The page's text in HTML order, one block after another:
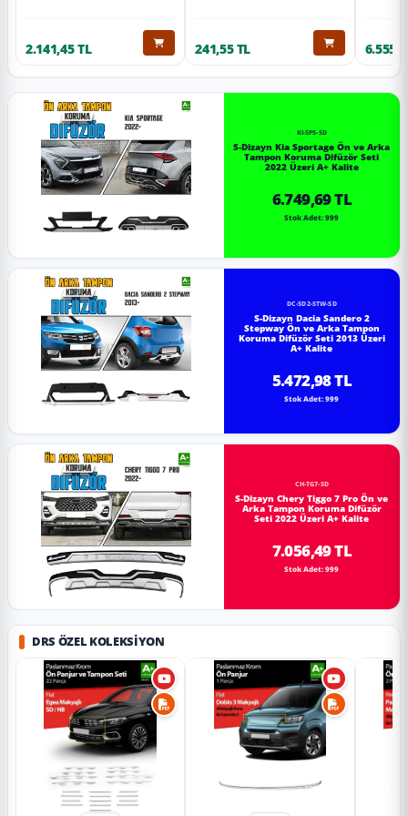
2.141,45 TL 241,55 TL
KI-SP5-SD
S-Dizayn Kia Sportage Ön ve Arka
Tampon Koruma Difüzör Seti
2022 Üzeri A+ Kalite
6.749,69 TL
Stok Adet: 999
DC-SD2-STW-SD
S-Dizayn Dacia Sandero 2
Stepway Ön ve Arka Tampon
Koruma Difüzör Seti 2013 Üzeri
A+ Kalite
5.472,98 TL
Stok Adet: 999
CH-TG7-SD
S-Dizayn Chery Tiggo 7 Pro Ön ve
Arka Tampon Koruma Difüzör
Seti 2022 Üzeri A+ Kalite
7.056,49 TL
Stok Adet: 999
DRS ÖZEL KOLEKSIYON